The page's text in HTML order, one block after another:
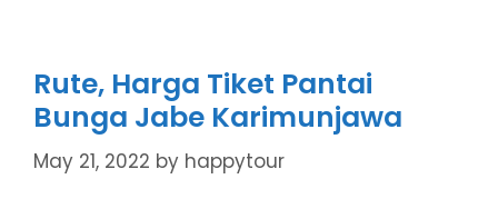
Rute, Harga Tiket Pantai
Bunga Jabe Karimunjawa
May 21, 2022 by happytour